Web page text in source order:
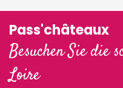
Pass'châteaux
Besuchen Sie die
Loire